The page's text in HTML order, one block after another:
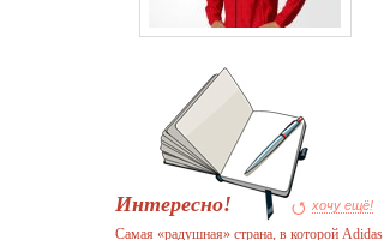
Интересно! хочу ещё!
Самая «радушная» страна, в которой Adidas